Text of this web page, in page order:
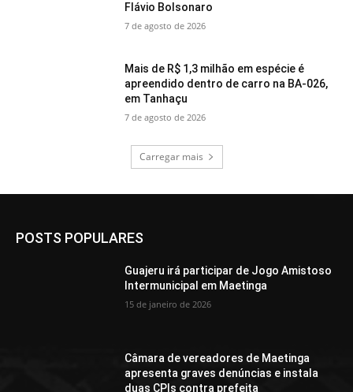
Flávio Bolsonaro
7 de agosto de 2026
Mais de R$ 1,3 milhão em espécie é
apreendido dentro de carro na BA-026,
em Tanhaçu
7 de agosto de 2026
Carregar mais
POSTS POPULARES
Guajeru irá participar de Jogo Amistoso
Intermunicipal em Maetinga
15 de janeiro de 2026
Câmara de vereadores de Maetinga
apresenta graves denúncias e instala
duas CPIs contra prefeita